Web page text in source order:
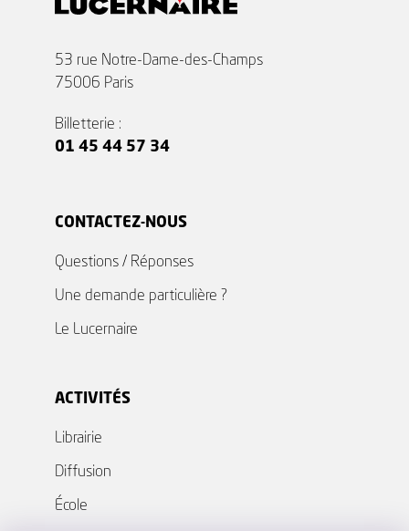
53 rue Notre-Dame-des-Champs
75006 Paris
Billetterie :
01 45 44 57 34
CONTACTEZ-NOUS
Questions / Réponses
Une demande particulière ?
Le Lucernaire
ACTIVITÉS
Librairie
Diffusion
École